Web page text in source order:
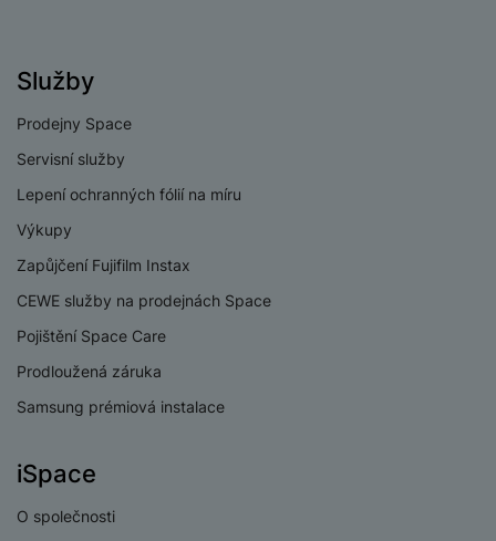
Služby
Prodejny Space
Servisní služby
Lepení ochranných fólií na míru
Výkupy
Zapůjčení Fujifilm Instax
CEWE služby na prodejnách Space
Pojištění Space Care
Prodloužená záruka
Samsung prémiová instalace
iSpace
O společnosti